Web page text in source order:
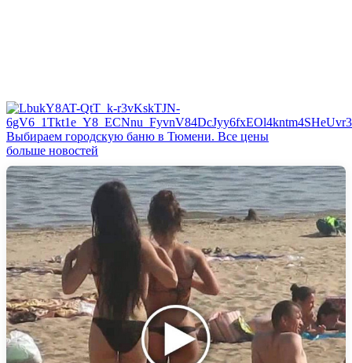
Выбираем городскую баню в Тюмени. Все цены
больше новостей